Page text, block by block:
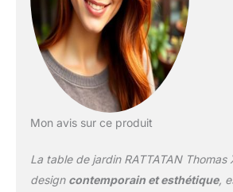
table s'adapte
parfaitement
série de
idéale pour
conviviales
Mon avis sur ce produit
La table de jardin RATTATAN Thomas
design contemporain et esthétique,